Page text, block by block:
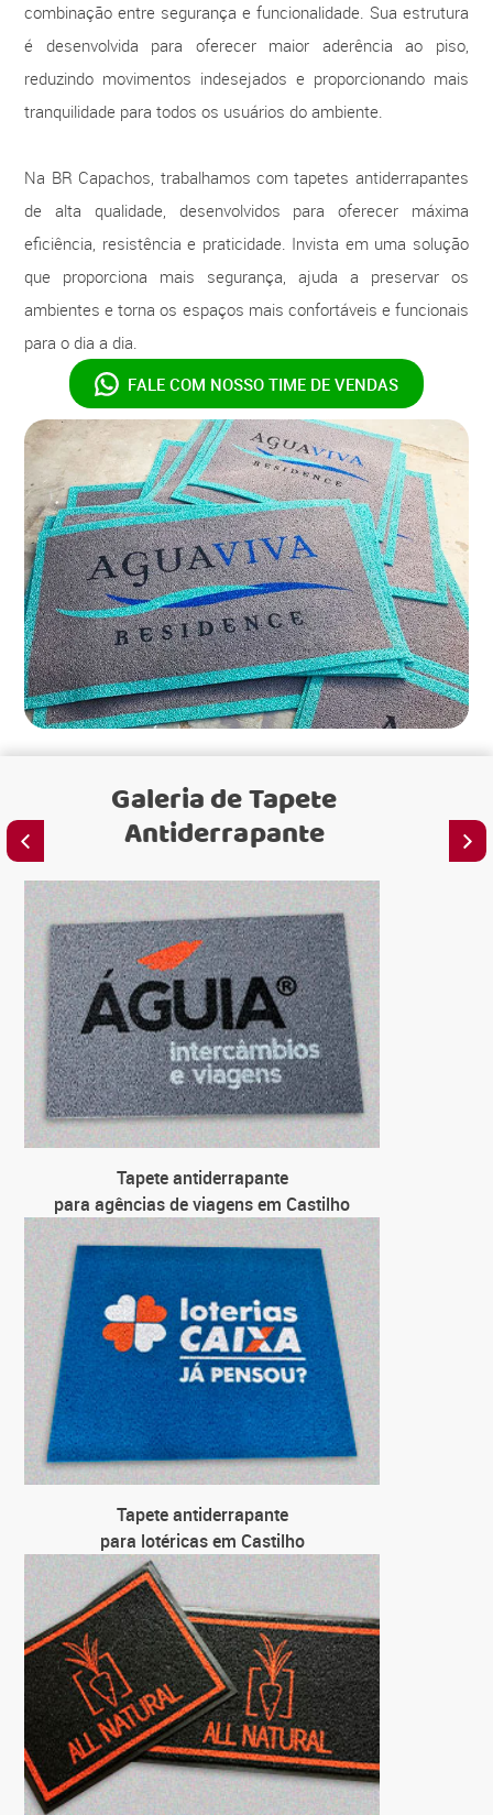
combinação entre segurança e funcionalidade. Sua estrutura
é desenvolvida para oferecer maior aderência ao piso,
reduzindo movimentos indesejados e proporcionando mais
tranquilidade para todos os usuários do ambiente.
Na BR Capachos, trabalhamos com tapetes antiderrapantes
de alta qualidade, desenvolvidos para oferecer máxima
eficiência, resistência e praticidade. Invista em uma solução
que proporciona mais segurança, ajuda a preservar os
ambientes e torna os espaços mais confortáveis e funcionais
para o dia a dia.
FALE COM NOSSO TIME DE VENDAS
Galeria deTapete
Antiderrapante
Tapete antiderrapante
para agências de viagens em Castilho
Tapete antiderrapante
para lotéricas em Castilho